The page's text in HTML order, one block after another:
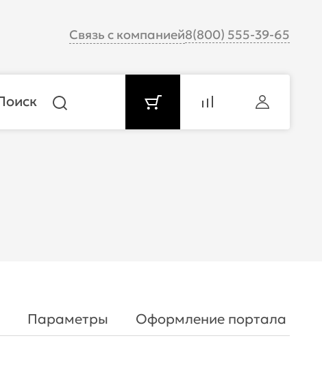
Связь с компанией8(800) 555-39-65
Параметры Оформление портала